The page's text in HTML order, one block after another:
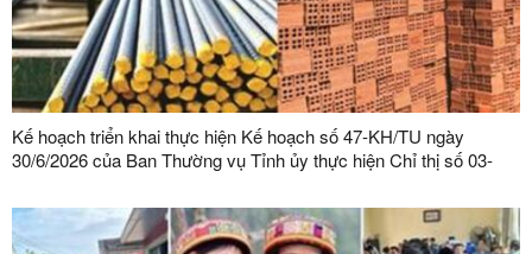
Kế hoạch triển khai thực hiện Kế hoạch số 47-KH/TU ngày
30/6/2026 của Ban Thường vụ Tỉnh ủy thực hiện Chỉ thị số 03-
đạo của Đảng đối với công tác quản lý, phát triển vật liệu xây
dựng trong giai đoạn mới